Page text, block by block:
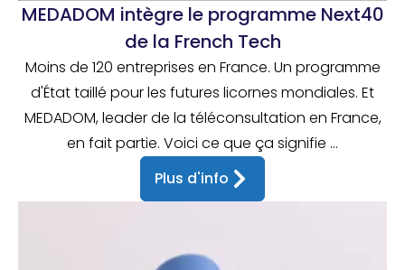
MEDADOM intègre le programme Next40
de la French Tech
Moins de 120 entreprises en France. Un programme
d'État taillé pour les futures licornes mondiales. Et
MEDADOM, leader de la téléconsultation en France,
en fait partie. Voici ce que ça signifie ...
Plus d'info